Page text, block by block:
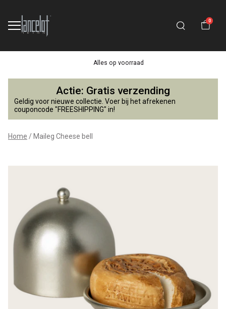
0
Alles op voorraad
Maileg
Cheese
bell
Lancelot
Kids
Actie: Gratis verzending
Geldig voor nieuwe collectie. Voer bij het afrekenen
couponcode "FREESHIPPING" in!
Home Maileg Cheese bell